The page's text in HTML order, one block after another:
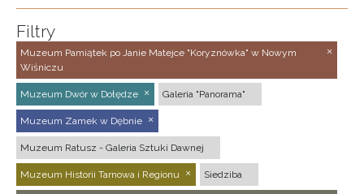
Filtry
Muzeum Pamiątek po Janie Matejce "Koryznówka" w Nowym
Wiśniczu
Muzeum Dwór w Dołędze Galeria "Panorama"
Muzeum Zamek w Dębnie
Muzeum Ratusz - Galeria Sztuki Dawnej
Muzeum Historii Tarnowa i Regionu Siedziba